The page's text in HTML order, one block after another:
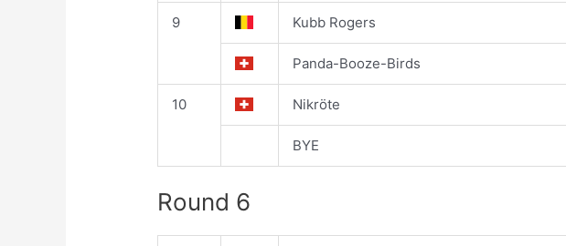
9 Kubb Rogers
Panda-Booze-Birds
10 Nikröte
BYE
Round 6